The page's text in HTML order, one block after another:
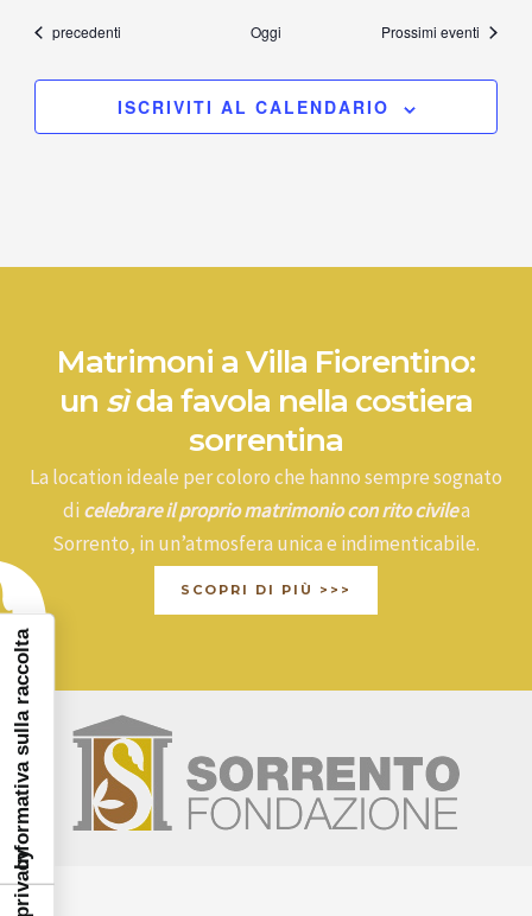
Eventi
precedenti Oggi Prossimi eventi
ISCRIVITI AL CALENDARIO
Matrimoni a Villa Fiorentino:
un sìda favola nella costiera
sorrentina
La location ideale per coloro che hanno sempre sognato
di celebrare il proprio matrimonio con rito civilea
Sorrento, in un’atmosfera unica e indimenticabile.
SCOPRI DI PIÙ >>>
Informativa sulla raccolta